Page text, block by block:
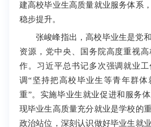
建高校毕业生高质量就业服务体系
稳步提升。
张峻峰指出，高校毕业生是党
资源，党中央、国务院高度重视
作。习近平总书记多次强调就业
调“坚持把高校毕业生等青年群体
重”。实施毕业生就业促进和服务
现毕业生高质量充分就业是学校的
政治站位，深刻认识做好毕业生就